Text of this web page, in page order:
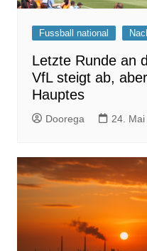
Fussball national
Letzte Runde an
VfL steigt ab,
Hauptes
Doorega 24.